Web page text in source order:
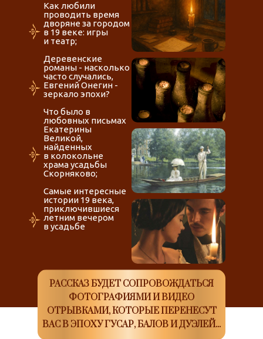
РАССКАЗ БУДЕТ СОПРОВОЖДАТЬСЯ
ФОТОГРАФИЯМИ И ВИДЕО
ОТРЫВКАМИ, КОТОРЫЕ ПЕРЕНЕСУТ
ВАС В ЭПОХУ ГУСАР, БАЛОВ И ДУЭЛЕЙ...
Как любили
проводить время
дворяне за городом
в 19 веке: игры
и театр;
Деревенские
романы - насколько
часто случались,
Евгений Онегин -
зеркало эпохи?
Что было в
любовных письмах
Екатерины
Великой,
найденных
в колокольне
храма усадьбы
Скорняково;
Самые интересные
истории 19 века,
приключившиеся
летним вечером
в усадьбе